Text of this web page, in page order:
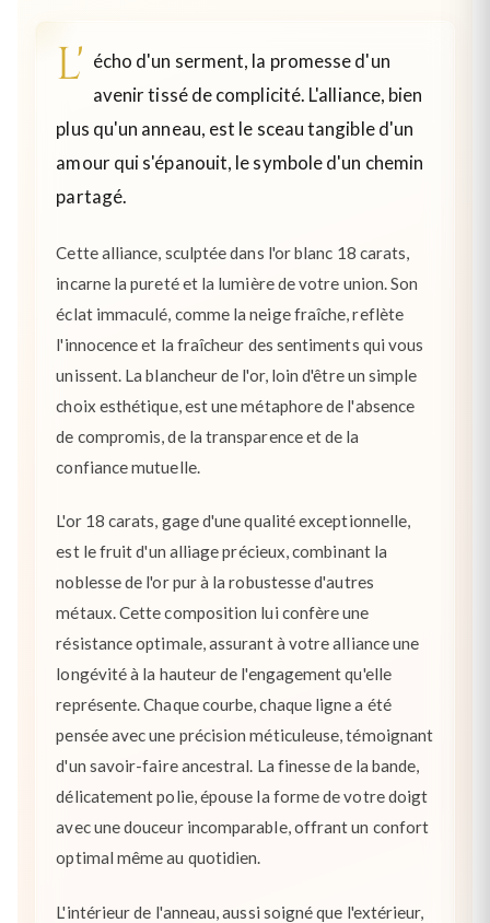
L' écho d'un serment, la promesse d'un
avenir tissé de complicité. L'alliance, bien
plus qu'un anneau, est le sceau tangible d'un
amour qui s'épanouit, le symbole d'un chemin
partagé.
Cette alliance, sculptée dans l'or blanc 18 carats,
incarne la pureté et la lumière de votre union. Son
éclat immaculé, comme la neige fraîche, reflète
l'innocence et la fraîcheur des sentiments qui vous
unissent. La blancheur de l'or, loin d'être un simple
choix esthétique, est une métaphore de l'absence
de compromis, de la transparence et de la
confiance mutuelle.
L'or 18 carats, gage d'une qualité exceptionnelle,
est le fruit d'un alliage précieux, combinant la
noblesse de l'or pur à la robustesse d'autres
métaux. Cette composition lui confère une
résistance optimale, assurant à votre alliance une
longévité à la hauteur de l'engagement qu'elle
représente. Chaque courbe, chaque ligne a été
pensée avec une précision méticuleuse, témoignant
d'un savoir-faire ancestral. La finesse de la bande,
délicatement polie, épouse la forme de votre doigt
avec une douceur incomparable, offrant un confort
optimal même au quotidien.
L'intérieur de l'anneau, aussi soigné que l'extérieur,